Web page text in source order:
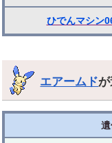
ひでんマシン
エアームド